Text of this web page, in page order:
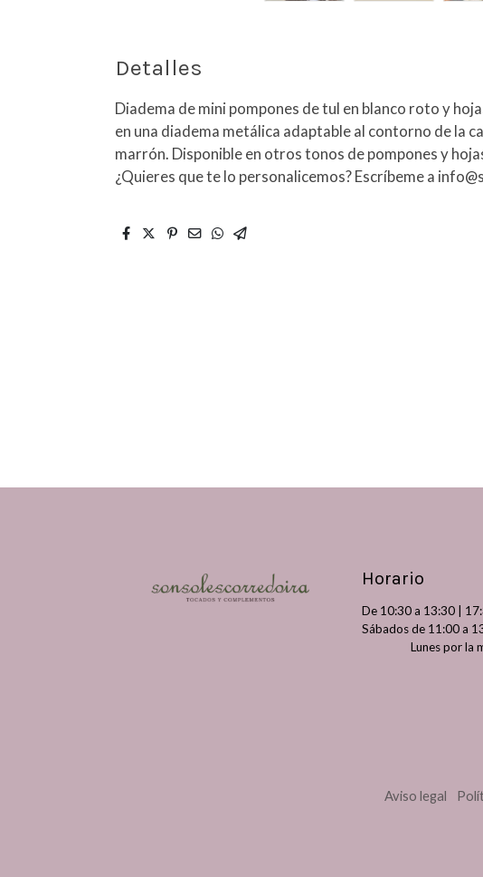
Detalles
Diadema de mini pompones de tul en blanco roto y
en una diadema metálica adaptable al contorno de la
marrón. Disponible en otros tonos de pompones y
¿Quieres que te lo personalicemos? Escríbeme a
Horario
De 10:30 a 13:30 |
Sábados de
Lunes por la
Aviso legal